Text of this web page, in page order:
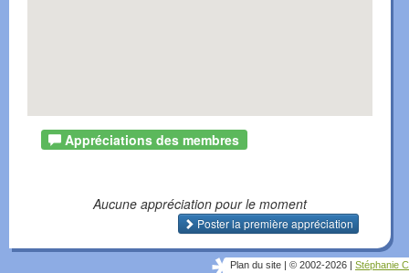
Appréciations des membres
Aucune appréciation pour le moment
Poster la première appréciation
Plan du site | © 2002-2026 | Stéphanie C